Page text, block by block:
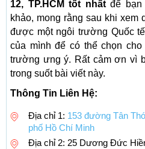
12, TP.HCM tốt nhấtđể bạn
khảo, mong rằng sau khi xem
được một ngôi trường Quốc
của mình để có thể chọn
trường ưng ý. Rất cảm ơn vì
trong suốt bài viết này.
Thông Tin Liên Hệ:
Địa chỉ 1: 153 đường Tân
phố Hồ Chí Minh
Địa chỉ 2: 25 Dương Đức